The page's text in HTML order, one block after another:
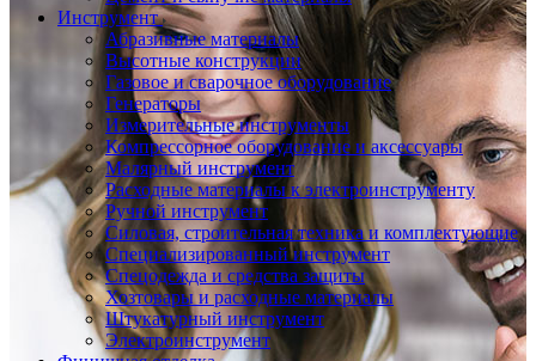
Инструмент
Абразивные материалы
Высотные конструкции
Газовое и сварочное оборудование
Генераторы
Измерительные инструменты
Компрессорное оборудование и аксессуары
Малярный инструмент
Расходные материалы к электроинструменту
Ручной инструмент
Силовая, строительная техника и комплектующие
Специализированный инструмент
Спецодежда и средства защиты
Хозтовары и расходные материалы
Штукатурный инструмент
Электроинструмент